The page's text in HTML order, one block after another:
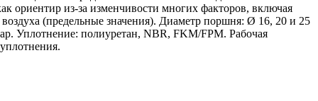
ориентир из-за изменчивости многих факторов, включая
(предельные значения). Диаметр поршня: Ø 16, 20 и 25
Уплотнение: полиуретан, NBR, FKM/FPM. Рабочая